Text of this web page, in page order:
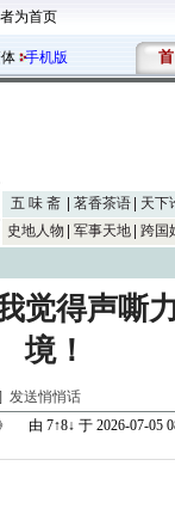
为首页
手机版 首
五 味 斋 茗香茶语
天下
史地人物
军事天地 跨国
觉得声嘶
境！
发送悄悄话
由 7↑8↓ 于 2026-07-05